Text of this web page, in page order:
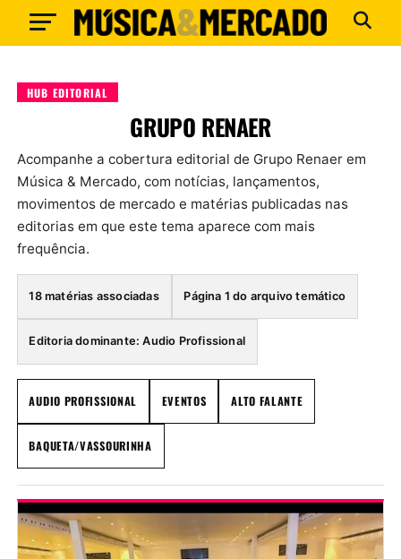
HUB EDITORIAL
GRUPO RENAER
Acompanhe a cobertura editorial de Grupo Renaer em
Música & Mercado, com notícias, lançamentos,
movimentos de mercado e matérias publicadas nas
editorias em que este tema aparece com mais
frequência.
18 matérias associadas Página 1 do arquivo temático
Editoria dominante: Audio Profissional
AUDIO PROFISSIONAL EVENTOS ALTO FALANTE
BAQUETA/VASSOURINHA